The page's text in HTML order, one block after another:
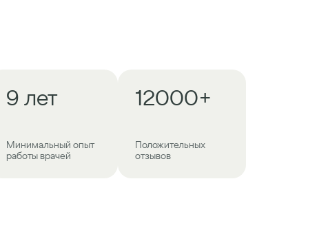
9 лет
Минимальный опыт
работы врачей
12000+
Положительных
отзывов